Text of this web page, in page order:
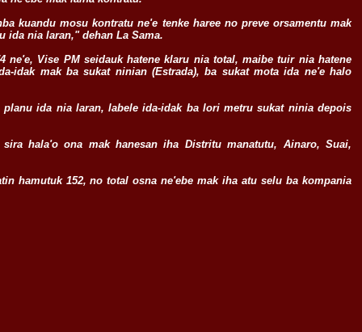
kuandu mosu kontratu ne'e tenke haree no preve orsamentu mak
ida nia laran," dehan La Sama.
Vise PM seidauk hatene klaru nia total, maibe tuir nia hatene
idak mak ba sukat ninian (Estrada), ba sukat mota ida ne'e halo
ida nia laran, labele ida-idak ba lori metru sukat ninia depois
hala'o ona mak hanesan iha Distritu manatutu, Ainaro, Suai,
hamutuk 152, no total osna ne'ebe mak iha atu selu ba kompania